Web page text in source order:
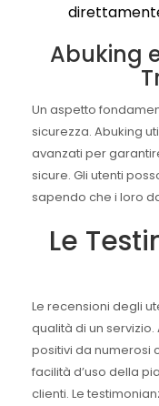
Abuking
Un aspetto
sicurezza. Abuking
avanzati per
sicure. Gli utenti
sapendo che i loro
Le
Le recensioni degli
qualità di un
positivi da numerosi
facilità d’uso della
clienti. Le